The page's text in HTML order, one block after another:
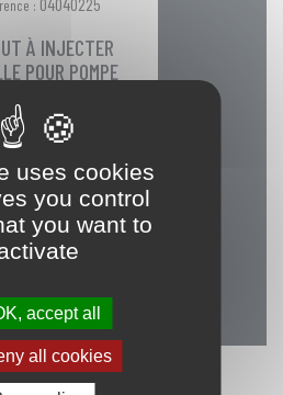
:
À INJECTER
POUR POMPE
injecter femelle
pompe acide
PRIX
30,09 €
uses cookies
you control
you want to
accept all
all cookies